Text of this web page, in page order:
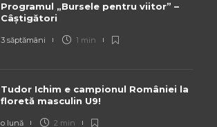
Programul „Bursele pentru viitor” –
Câștigători
3 săptămâni 1 min
Tudor Ichim e campionul României la
floretă masculin U9!
o lună 2 min